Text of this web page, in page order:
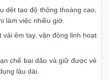
dệt tạo độ thông thoáng cao,
làm việc nhiều giờ.
vải êm tay, vận động linh hoạt
chế bai dão và giữ được vẻ
lâu dài.